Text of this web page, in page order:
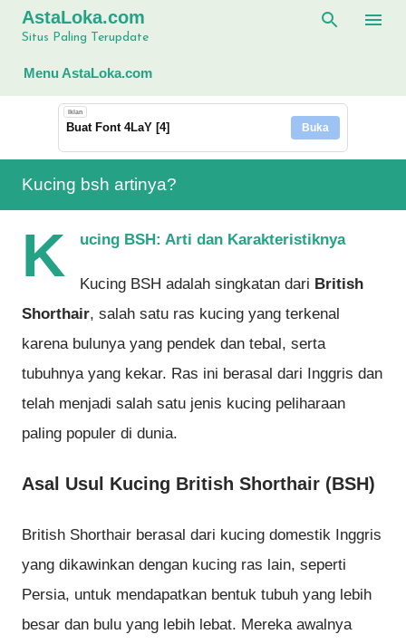
Langsung ke konten utama
AstaLoka.com
Situs Paling Terupdate
Menu AstaLoka.com
Iklan
Buat Font 4LaY [4] Buka
Kucing bsh artinya?
K ucing BSH: Arti dan Karakteristiknya
Kucing BSH adalah singkatan dari British
Shorthair, salah satu ras kucing yang terkenal
karena bulunya yang pendek dan tebal, serta
tubuhnya yang kekar. Ras ini berasal dari Inggris dan
telah menjadi salah satu jenis kucing peliharaan
paling populer di dunia.
Asal Usul Kucing British Shorthair (BSH)
British Shorthair berasal dari kucing domestik Inggris
yang dikawinkan dengan kucing ras lain, seperti
Persia, untuk mendapatkan bentuk tubuh yang lebih
besar dan bulu yang lebih lebat. Mereka awalnya